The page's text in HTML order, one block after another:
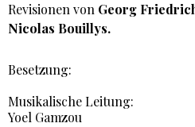
Revisionen von Georg
Nicolas Bouillys.
Besetzung:
Musikalische Leitung:
Yoel Gamzou